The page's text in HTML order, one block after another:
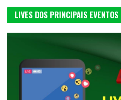
LIVES DOS PRINCIPAIS EVENTOS